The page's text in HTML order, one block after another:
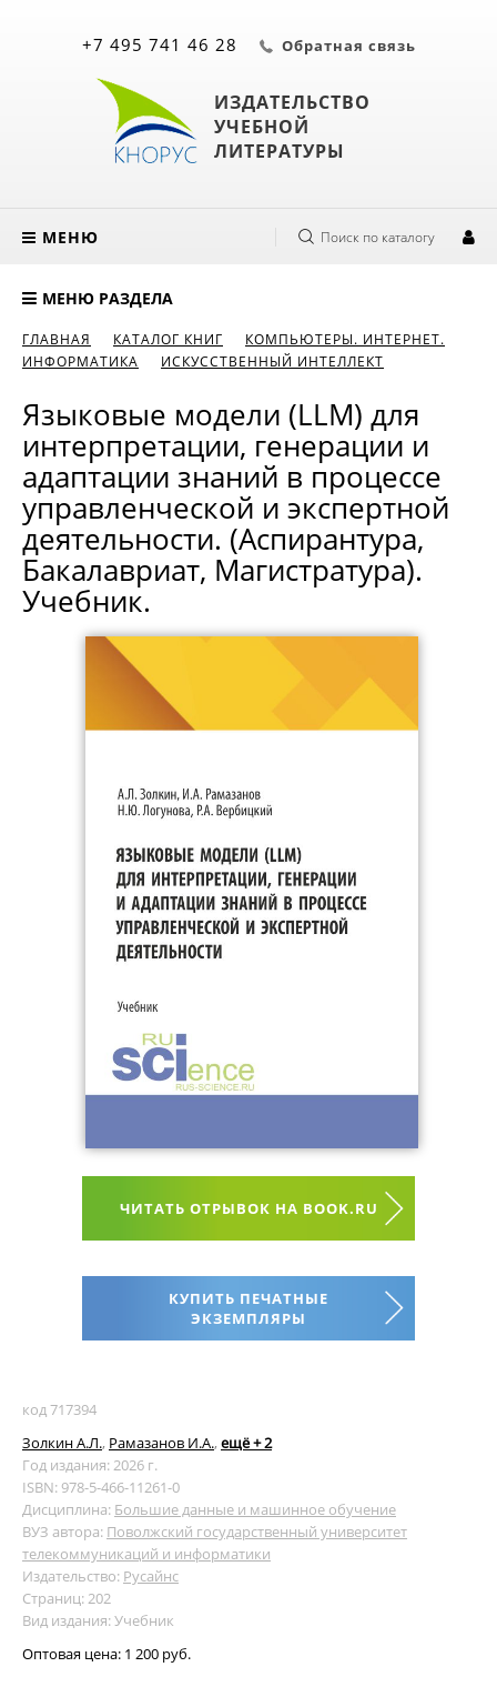
ИЗДАТЕЛЬСТВО
УЧЕБНОЙ
ЛИТЕРАТУРЫ
+7 495 741 46 28 Обратная связь
МЕНЮ Поиск по каталогу
МЕНЮ РАЗДЕЛА
ГЛАВНАЯ КАТАЛОГ КНИГ
КОМПЬЮТЕРЫ. ИНТЕРНЕТ.
ИНФОРМАТИКА
ИСКУССТВЕННЫЙ ИНТЕЛЛЕКТ
Языковые модели (LLM) для
интерпретации, генерации и
адаптации знаний в процессе
управленческой и экспертной
деятельности. (Аспирантура,
Бакалавриат, Магистратура).
Учебник.
ЧИТАТЬ ОТРЫВОК НА BOOK.RU
КУПИТЬ ПЕЧАТНЫЕ
ЭКЗЕМПЛЯРЫ
код 717394
Золкин А.Л., Рамазанов И.А., ещё + 2
Год издания: 2026 г.
ISBN: 978-5-466-11261-0
Дисциплина: Большие данные и машинное обучение
ВУЗ автора: Поволжский государственный университет
телекоммуникаций и информатики
Издательство: Русайнс
Страниц: 202
Вид издания: Учебник
Оптовая цена: 1 200 руб.